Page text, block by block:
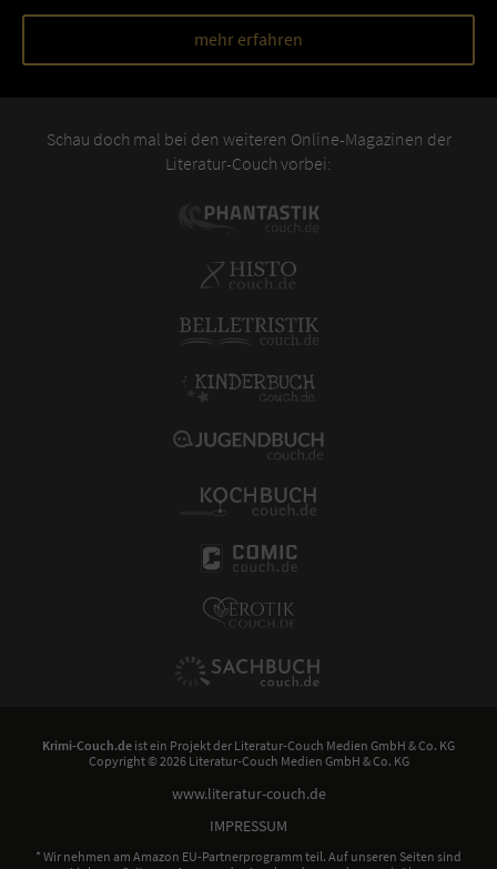
mehr erfahren
Schau doch mal bei den weiteren Online-Magazinen der
Literatur-Couch vorbei:
Krimi-Couch.de ist ein Projekt der Literatur-Couch Medien GmbH & Co. KG
Copyright © 2026 Literatur-Couch Medien GmbH & Co. KG
www.literatur-couch.de
IMPRESSUM
* Wir nehmen am Amazon EU-Partnerprogramm teil. Auf unseren Seiten sind